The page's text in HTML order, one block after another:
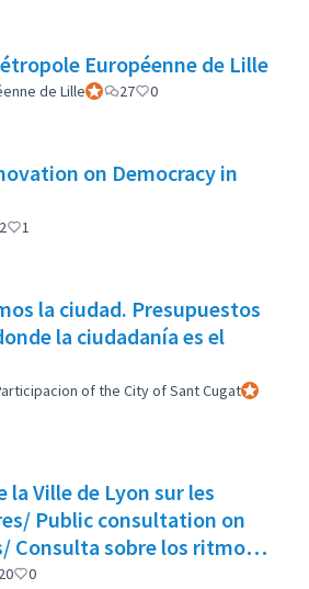
Européenne de Lille
de LilleParticipant officiel
27 0
on Democracy in
officiel
1
la ciudad. Presupuestos
la ciudadanía es el
of the City of Sant Cugat
Ville de Lyon sur les
Public consultation on
Consulta sobre los ritmos
officiel
20 0